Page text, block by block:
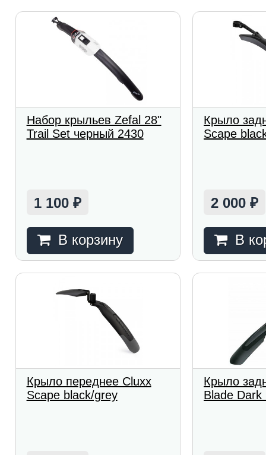
Набор крыльев Zefal 28"
Trail Set черный 2430
1 100 ₽
В корзину
Крыло
Scape
2 000₽
В
Крыло переднее Cluxx
Scape black/grey
Крыло
Blade Dark